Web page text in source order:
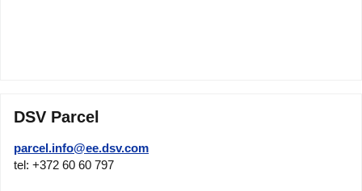
DSV Parcel
parcel.info@ee.dsv.com
tel: +372 60 60 797